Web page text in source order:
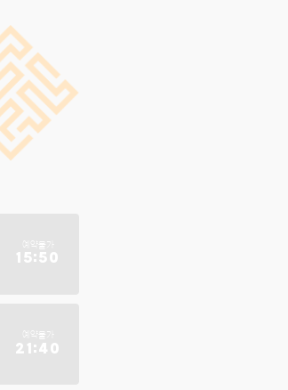
예약불가
15:50
예약불가
21:40